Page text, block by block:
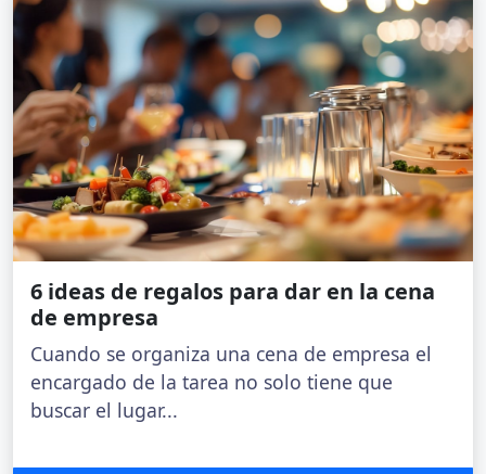
6 ideas de regalos para dar en la cena
de empresa
Cuando se organiza una cena de empresa el
encargado de la tarea no solo tiene que
buscar el lugar...